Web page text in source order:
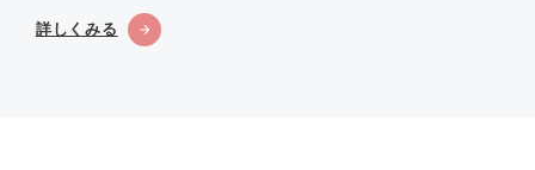
詳しくみる